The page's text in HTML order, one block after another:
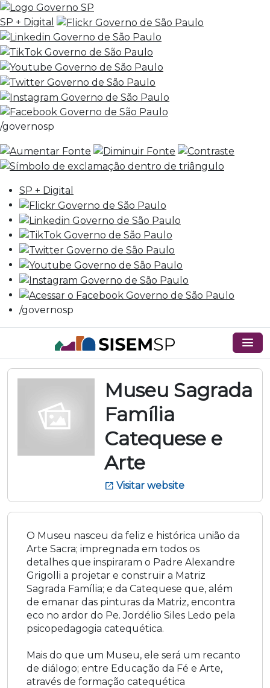
SP + Digital
/governosp
SP + Digital
/governosp
menu
Museu Sagrada
Família
Catequese e
Arte
open_in_new Visitar website
O Museu nasceu da feliz e histórica união da
Arte Sacra; impregnada em todos os
detalhes que inspiraram o Padre Alexandre
Grigolli a projetar e construir a Matriz
Sagrada Família; e da Catequese que, além
de emanar das pinturas da Matriz, encontra
eco no ardor do Pe. Jordélio Siles Ledo pela
psicopedagogia catequética.
Mais do que um Museu, ele será um recanto
de diálogo; entre Educação da Fé e Arte,
através de formação catequética